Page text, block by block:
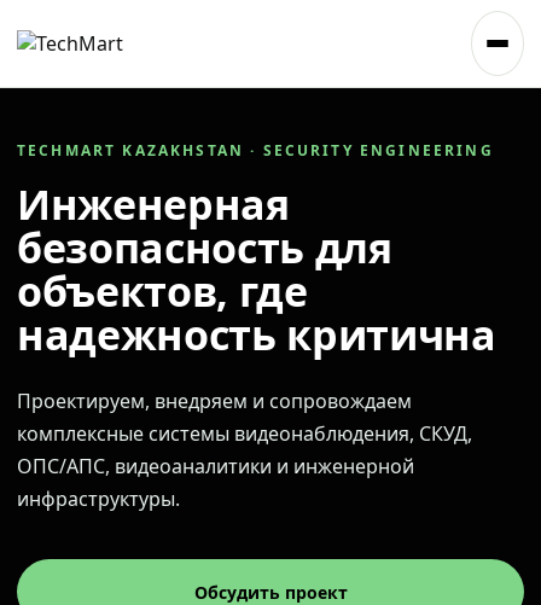
TECHMART KAZAKHSTAN · SECURITY ENGINEERING
Инженерная
безопасность для
объектов, где
надежность критична
Проектируем, внедряем и сопровождаем
комплексные системы видеонаблюдения, СКУД,
ОПС/АПС, видеоаналитики и инженерной
инфраструктуры.
Обсудить проект